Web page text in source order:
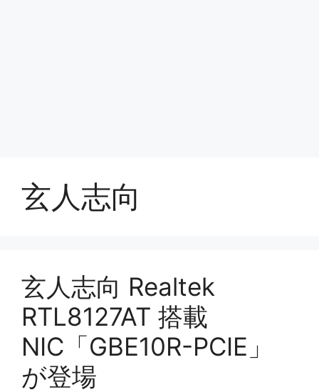
玄人志向
玄人志向 Realtek
RTL8127AT 搭載
NIC「GBE10R-PCIE」
が登場